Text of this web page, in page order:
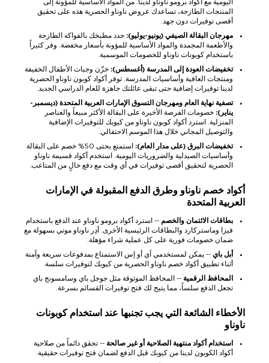
اليومية مع أكواد برومو ناوناو لدينا. من المواد الأساسية للمؤونة إلى
المنتجات الطازجة، تساعدك عروض ناوناو الحصرية هذه على تحقيق
أقصى توفيرات دون جهد.
مهرجان البقالة الصيفي (يونيو-يوليو): جدد مطبخك بالفواكه الطازجة
والأطعمة المجمدة والمواد الأساسية للمؤونة بأسعار مخفضة. وفر كثيراً
باستخدام كوبونات ناوناو للخصومات الموسمية.
تخفيضات العودة إلى المدرسة (أغسطس): خزّن وجبات الأطفال الخفيفة
ومنتجات العافية وأساسيات المدرسة. توفر أكواد كوبون ناوناو الحصرية
لدينا توفيرات إضافية حتى تبقى عائلتك جاهزة للعام الدراسي الجديد.
تصفية نهاية العام ومهرجان التسوق الإمارات العربية المتحدة (ديسمبر-
يناير): خصومات الفرصة الأخيرة على البقالة الأكثر مبيعاً والعناصر
المنزلية. استرد أكواد كوبون ناوناو من كيوبك للتوفيرات الإضافية
والتوصيل المجاني خلال هذا الموسم الاحتفالي.
تخفيضات البرق (على مدار العام):
استمتع بحتى 50% خصم على البقالة
وأساسيات الصيدلية والضروريات اليومية. استخدم أكواد قسيمة ناوناو
الحصرية لتحقيق أقصى توفيرات في أي وقت مع دفع خالٍ من المتاعب.
أكواد خصم ناوناو وطرق الدفع المقبولة في الإمارات
العربية المتحدة
بطاقات الائتمان والخصم -- استرد أكواد برومو ناوناو عند الدفع باستخدام
فيزا وماستركارد والبطاقات الرئيسية الأخرى. أدِر ناوناو موني بسهولة مع
ضمان خصومات فورية على كل عملية شراء مؤهلة.
أبل باي -- يمكن لمستخدمي آي أو إس الاستمتاع بمدفوعات سريعة وآمنة
أثناء تطبيق أكواد خصم ناوناو الحصرية من كيوبك لتوفيرات سلسة.
المحافظ الرقمية -- المحافظ الموثوقة مثل جوجل باي وسامسونج باي
تجعل الدفع سلساً، مما يتيح لك فتح توفيرات القسائم بسرعة.
الأخطاء الشائعة التي يجب تجنبها عند استخدام كوبونات
ناوناو
استخدام أكواد منتهية الصلاحية أو غير صالحة -- تحقق دائماً من صلاحية
أكواد الكوبون لدينا من كيوبك قبل الدفع لضمان فتح توفيرات حقيقية.